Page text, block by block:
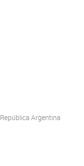
Argentina